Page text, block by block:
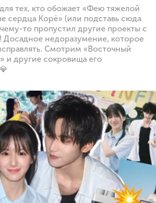
тех, кто обожает «Фею тяжелой
сердца Корё» (или подставь сюда
то пропустил другие проекты с
недоразумение, которое
Смотрим «Восточный
и другие сокровища его